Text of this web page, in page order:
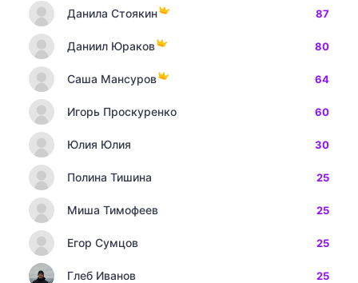
Данила Стоякин 87
Даниил Юраков 80
Саша Мансуров 64
Игорь Проскуренко 60
Юлия Юлия 30
Полина Тишина 25
Миша Тимофеев 25
Егор Сумцов 25
Глеб Иванов 25